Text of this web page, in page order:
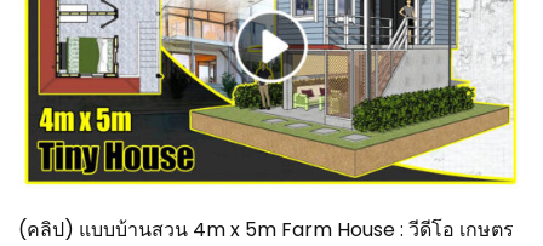
(คลิป) แบบบ้านสวน 4m x 5m Farm House : วีดีโอ เกษตร